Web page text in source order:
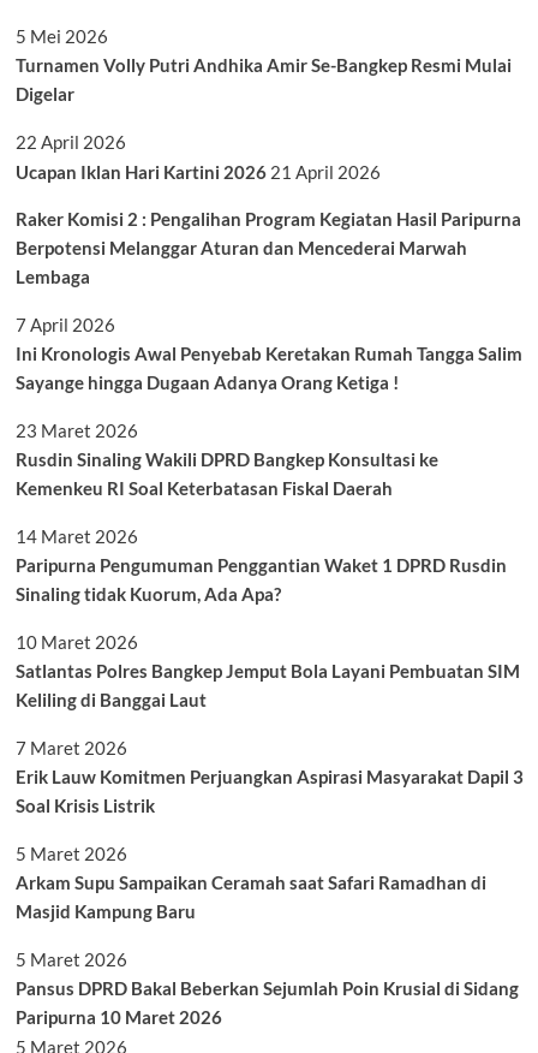
5 Mei 2026
Turnamen Volly Putri Andhika Amir Se-Bangkep Resmi Mulai
Digelar
22 April 2026
Ucapan Iklan Hari Kartini 2026 21 April 2026
Raker Komisi 2 : Pengalihan Program Kegiatan Hasil Paripurna
Berpotensi Melanggar Aturan dan Mencederai Marwah
Lembaga
7 April 2026
Ini Kronologis Awal Penyebab Keretakan Rumah Tangga Salim
Sayange hingga Dugaan Adanya Orang Ketiga !
23 Maret 2026
Rusdin Sinaling Wakili DPRD Bangkep Konsultasi ke
Kemenkeu RI Soal Keterbatasan Fiskal Daerah
14 Maret 2026
Paripurna Pengumuman Penggantian Waket 1 DPRD Rusdin
Sinaling tidak Kuorum, Ada Apa?
10 Maret 2026
Satlantas Polres Bangkep Jemput Bola Layani Pembuatan SIM
Keliling di Banggai Laut
7 Maret 2026
Erik Lauw Komitmen Perjuangkan Aspirasi Masyarakat Dapil 3
Soal Krisis Listrik
5 Maret 2026
Arkam Supu Sampaikan Ceramah saat Safari Ramadhan di
Masjid Kampung Baru
5 Maret 2026
Pansus DPRD Bakal Beberkan Sejumlah Poin Krusial di Sidang
Paripurna 10 Maret 2026
5 Maret 2026